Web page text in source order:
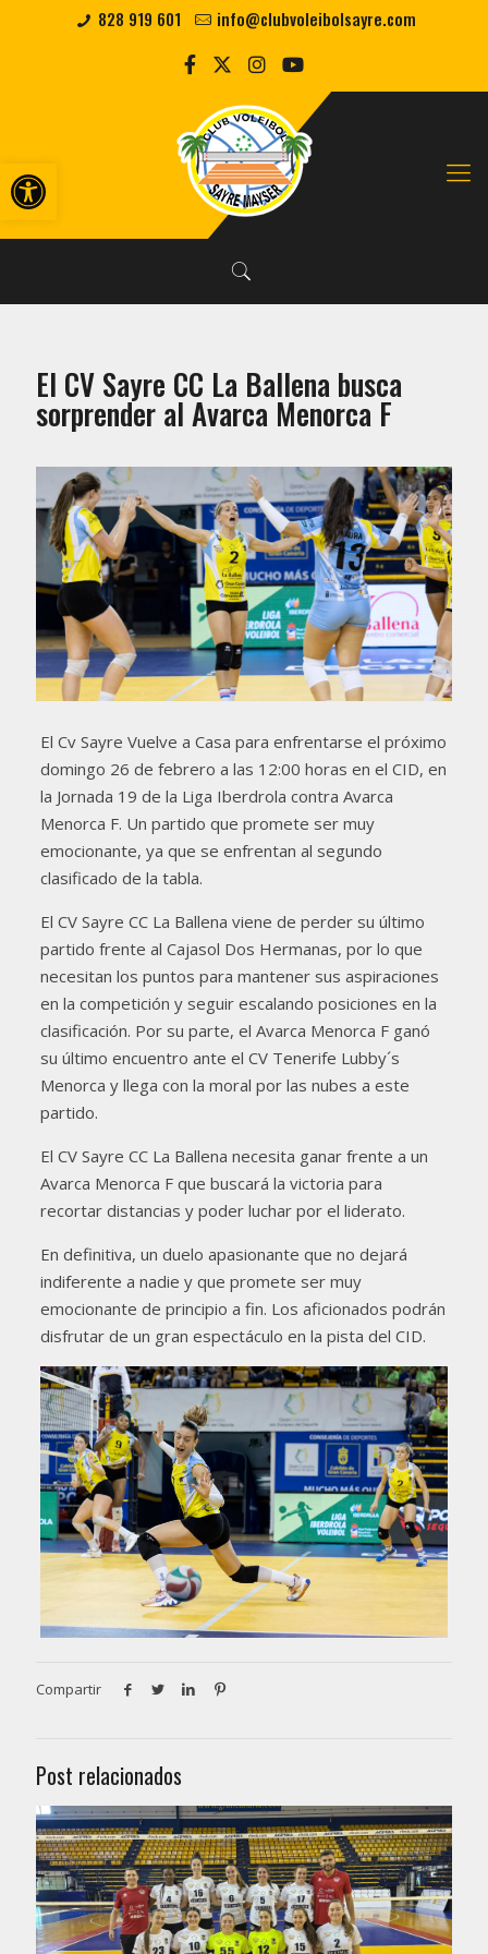
Abrir barra de herramientas
828 919 601 info@clubvoleibolsayre.com
El CV Sayre CC La Ballena busca
sorprender al Avarca Menorca F
El Cv Sayre Vuelve a Casa para enfrentarse el próximo
domingo 26 de febrero a las 12:00 horas en el CID, en
la Jornada 19 de la Liga Iberdrola contra Avarca
Menorca F. Un partido que promete ser muy
emocionante, ya que se enfrentan al segundo
clasificado de la tabla.
El CV Sayre CC La Ballena viene de perder su último
partido frente al Cajasol Dos Hermanas, por lo que
necesitan los puntos para mantener sus aspiraciones
en la competición y seguir escalando posiciones en la
clasificación. Por su parte, el Avarca Menorca F ganó
su último encuentro ante el CV Tenerife Lubby´s
Menorca y llega con la moral por las nubes a este
partido.
El CV Sayre CC La Ballena necesita ganar frente a un
Avarca Menorca F que buscará la victoria para
recortar distancias y poder luchar por el liderato.
En definitiva, un duelo apasionante que no dejará
indiferente a nadie y que promete ser muy
emocionante de principio a fin. Los aficionados podrán
disfrutar de un gran espectáculo en la pista del CID.
Compartir
Post relacionados